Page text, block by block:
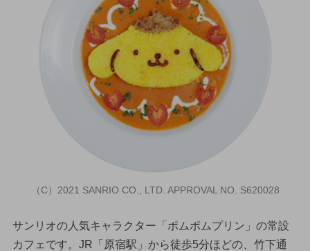
（C）2021 SANRIO CO., LTD. APPROVAL NO. S620028
サンリオの人気キャラクター「ポムポムプリン」の常設
カフェです。JR「原宿駅」から徒歩5分ほどの、竹下通